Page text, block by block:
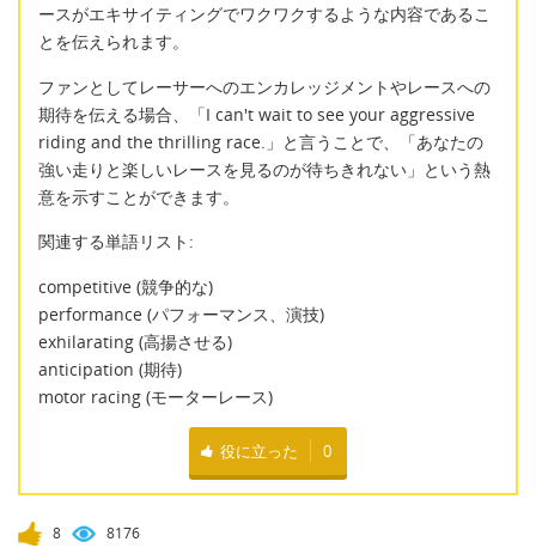
ースがエキサイティングでワクワクするような内容であるこ
とを伝えられます。
ファンとしてレーサーへのエンカレッジメントやレースへの
期待を伝える場合、「I can't wait to see your aggressive
riding and the thrilling race.」と言うことで、「あなたの
強い走りと楽しいレースを見るのが待ちきれない」という熱
意を示すことができます。
関連する単語リスト:
competitive (競争的な)
performance (パフォーマンス、演技)
exhilarating (高揚させる)
anticipation (期待)
motor racing (モーターレース)
役に立った 0
8 8176